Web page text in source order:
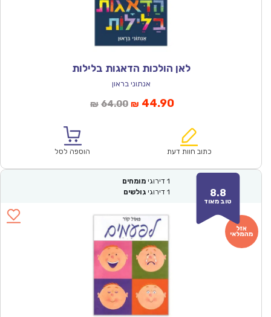
לאן הולכות הדאגות בלילות
אנתוני בראון
₪ 64.00המחיר
₪64.00.
₪ 44.90המחיר
הוא:
כתוב חוות דעת הוספה לסל
8.8
טוב מאוד
1 דירוגי מומחים
1 דירוגי גולשים